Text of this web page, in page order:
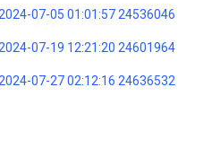
07-05 01:01:57 24536046
07-19 12:21:20 24601964
07-27 02:12:16 24636532